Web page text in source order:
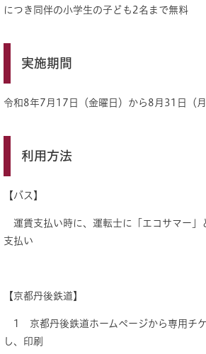
につき同伴の小学生の子ども2名まで無料
実施期間
令和8年7月17日（金曜日）から8月31日（月
利用方法
【バス】
運賃支払い時に、運転士に「エコサマー」
支払い
【京都丹後鉄道】
1 京都丹後鉄道ホームページから専用チ
し、印刷